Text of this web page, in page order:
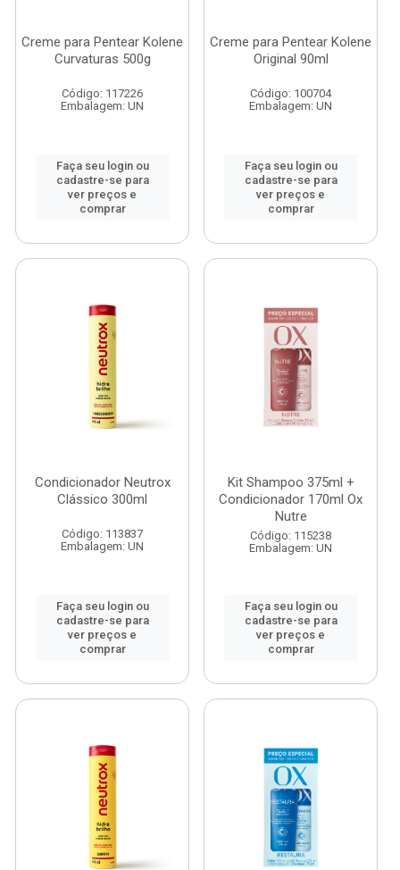
Creme para Pentear Kolene
Curvaturas 500g
Código: 117226
Embalagem: UN
Faça seu login ou
cadastre-se para
ver preços e
comprar
Creme para Pentear Kolene
Original 90ml
Código: 100704
Embalagem: UN
Faça seu login ou
cadastre-se para
ver preços e
comprar
Condicionador Neutrox
Clássico 300ml
Código: 113837
Embalagem: UN
Faça seu login ou
cadastre-se para
ver preços e
comprar
Kit Shampoo 375ml +
Condicionador 170ml Ox
Nutre
Código: 115238
Embalagem: UN
Faça seu login ou
cadastre-se para
ver preços e
comprar